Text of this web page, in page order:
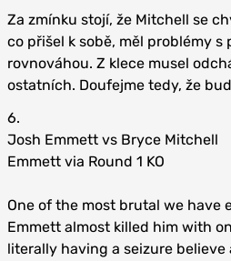
Za zmínku stojí, že Mitchell se
co přišel k sobě, měl problémy s
rovnováhou. Z klece musel
ostatních. Doufejme tedy, že
6.
Josh Emmett vs Bryce Mitchell
Emmett via Round 1 KO
One of the most brutal we have
Emmett almost killed him with
literally having a seizure